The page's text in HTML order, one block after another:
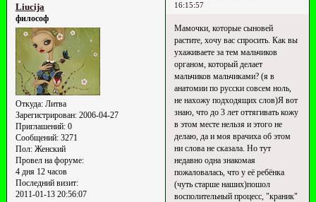
16:15:57
Liucija
философ
Откуда:Литва
Зарегистрирован: 2006-04-27
Приглашений:0
Сообщений:3271
Пол:Женский
Провел на форуме:
4 дня 12 часов
Последний визит:
2011-01-13 20:56:07
Мамочки, которые сыновей
растите, хочу вас спросить. Как вы
ухаживаете за тем мальчиков
органом, который делает
мальчиков мальчиками? (я в
анатомии по русски совсем ноль,
не нахожу подходящих слов)Я вот
знаю, что до 3 лет оттягивать кожу
в этом месте нельзя и этого не
делаю, да и моя врачиха об этом
ни слова не сказала. Но тут
недавно одна знакомая
пожаловалась, что у её ребёнка
(чуть старше наших)пошол
восполительный процесс, "краник"